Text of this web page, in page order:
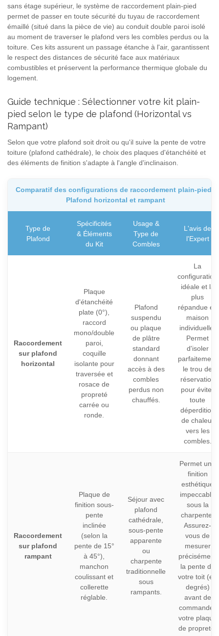
sans étage supérieur, le système de raccordement plain-pied
permet de passer en toute sécurité du tuyau de raccordement
émaillé (situé dans la pièce de vie) au conduit double paroi isolé
au moment de traverser le plafond vers les combles perdus ou la
toiture. Ces kits assurent un passage étanche à l'air, garantissent
le respect des distances de sécurité face aux matériaux
combustibles et préservent la performance thermique globale du
logement.
Guide technique : Sélectionner votre kit plain-
pied selon le type de plafond (Horizontal vs
Rampant)
Selon que votre plafond soit droit ou qu'il suive la pente de votre
toiture (plafond cathédrale), le choix des plaques d'étanchéité et
des éléments de finition s'adapte à l'angle d'inclinaison.
Comparatif des configurations de raccordement plain-pied :
Plafond horizontal et rampant
Type de
Plafond
Spécificités
& Éléments
du Kit
Usage &
Type de
Combles
L'avis de
l'Expert
Raccordement
sur plafond
horizontal
Plaque
d'étanchéité
plate (0°),
raccord
mono/double
paroi,
coquille
isolante pour
traversée et
rosace de
propreté
carrée ou
ronde.
Plafond
suspendu
ou plaque
de plâtre
standard
donnant
accès à des
combles
perdus non
chauffés.
La
configuration
idéale et la
plus
répandue en
maison
individuelle.
Permet
d'isoler
parfaitement
le trou de
réservation
pour éviter
toute
déperdition
de chaleur
vers les
combles.
Raccordement
sur plafond
rampant
Plaque de
finition sous-
pente
inclinée
(selon la
pente de 15°
à 45°),
manchon
coulissant et
collerette
réglable.
Séjour avec
plafond
cathédrale,
sous-pente
apparente
ou
charpente
traditionnelle
sous
rampants.
Permet une
finition
esthétique
impeccable
sous la
charpente.
Assurez-
vous de
mesurer
précisément
la pente de
votre toit (en
degrés)
avant de
commander
votre plaque
de propreté.